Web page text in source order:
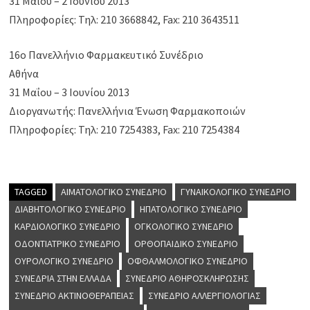
Πληροφορίες: Τηλ: 210 3668842, Fax: 210 3643511
16ο Πανελλήνιο Φαρμακευτικό Συνέδριο
Αθήνα
31 Μαΐου – 3 Ιουνίου 2013
Διοργανωτής: Πανελλήνια Ένωση Φαρμακοποιών
Πληροφορίες: Τηλ: 210 7254383, Fax: 210 7254384
TAGGED ΑΙΜΑΤΟΛΟΓΙΚΌ ΣΥΝΈΔΡΙΟ
ΓΥΝΑΙΚΟΛΟΓΙΚΌ ΣΥΝΈΔΡΙΟ
ΔΙΑΒΗΤΟΛΟΓΙΚΌ ΣΥΝΈΔΡΙΟ
ΗΠΑΤΟΛΟΓΙΚΌ ΣΥΝΈΔΡΙΟ
ΚΑΡΔΙΟΛΟΓΙΚΌ ΣΥΝΈΔΡΙΟ
ΟΓΚΟΛΟΓΙΚΌ ΣΥΝΈΔΡΙΟ
ΟΔΟΝΤΙΑΤΡΙΚΌ ΣΥΝΈΔΡΙΟ
ΟΡΘΟΠΑΙΔΙΚΌ ΣΥΝΈΔΡΙΟ
ΟΥΡΟΛΟΓΙΚΌ ΣΥΝΈΔΡΙΟ
ΟΦΘΑΛΜΟΛΟΓΙΚΌ ΣΥΝΈΔΡΙΟ
ΣΥΝΈΔΡΙΑ ΣΤΗΝ ΕΛΛΆΔΑ
ΣΥΝΈΔΡΙΟ ΑΘΗΡΟΣΚΛΉΡΩΣΗΣ
ΣΥΝΈΔΡΙΟ ΑΚΤΙΝΟΘΕΡΑΠΕΊΑΣ
ΣΥΝΈΔΡΙΟ ΑΛΛΕΡΓΙΟΛΟΓΊΑΣ